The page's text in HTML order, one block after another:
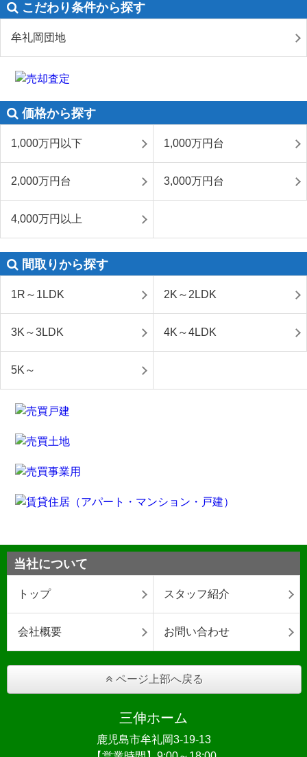
こだわり条件から探す
牟礼岡団地
価格から探す
1,000万円以下 1,000万円台
2,000万円台 3,000万円台
4,000万円以上
間取りから探す
1R～1LDK 2K～2LDK
3K～3LDK 4K～4LDK
5K～
当社について
トップ スタッフ紹介
会社概要 お問い合わせ
ページ上部へ戻る
三伸ホーム
鹿児島市牟礼岡3-19-13